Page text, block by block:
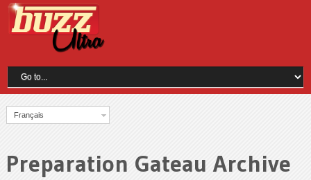
Français
Preparation Gateau Archive